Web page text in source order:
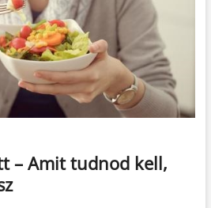
– Amit tudnod kell,